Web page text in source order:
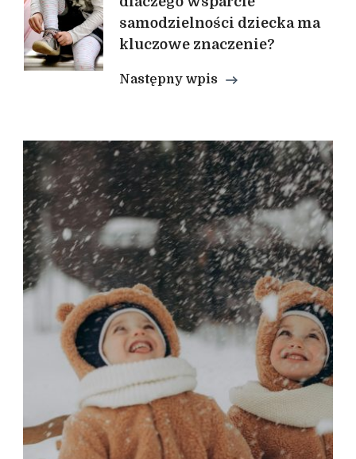
samodzielności dziecka ma
kluczowe znaczenie?
Następny wpis